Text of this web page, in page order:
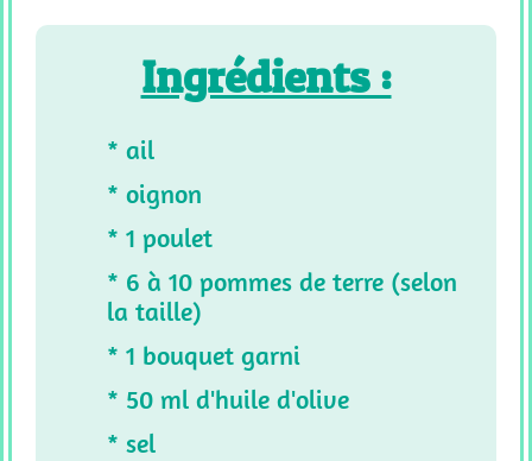
Ingrédients :
* ail
* oignon
* 1 poulet
* 6 à 10 pommes de terre (selon
la taille)
* 1 bouquet garni
* 50 ml d'huile d'olive
* sel